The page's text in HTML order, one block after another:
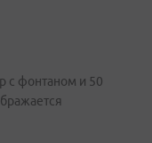
с фонтаном и 50